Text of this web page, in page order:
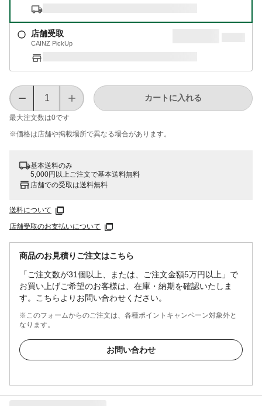
店舗受取
CAINZ PickUp
最大注文数は0です
カートに入れる
※価格は​店舗や​掲載場所で​異なる​場合が​あります。
基本送料のみ
5,000円以上ご注文で基本送料無料
店舗での受取は送料無料
送料について
店舗受取のお支払いについて
商品のお見積りご注文はこちら
「ご注文数が31個以上、または、ご注文金額5万円以上」で
お買い上げご希望のお客様は、在庫・納期を確認いたしま
す。こちらよりお問い合わせください。
※このフォームからのご注文は、各種ポイントキャンペーン対象外と
なります。
お問い合わせ